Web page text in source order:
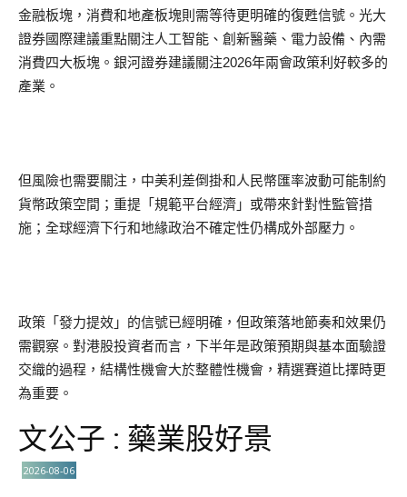
金融板塊，消費和地產板塊則需等待更明確的復甦信號。光大
證券國際建議重點關注人工智能、創新醫藥、電力設備、內需
消費四大板塊。銀河證券建議關注2026年兩會政策利好較多的
產業。
但風險也需要關注，中美利差倒掛和人民幣匯率波動可能制約
貨幣政策空間；重提「規範平台經濟」或帶來針對性監管措
施；全球經濟下行和地緣政治不確定性仍構成外部壓力。
政策「發力提效」的信號已經明確，但政策落地節奏和效果仍
需觀察。對港股投資者而言，下半年是政策預期與基本面驗證
交織的過程，結構性機會大於整體性機會，精選賽道比擇時更
為重要。
文公子 : 藥業股好景
2026-08-06